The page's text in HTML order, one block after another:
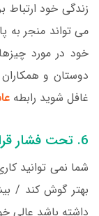
زندگی خود ارتباط
می تواند منجر به
خود در مورد
دوستان و
غافل شوید رابطه
6. تحت فشار قرار دادن شریک زندگی برای تغییر
شما نمی توانید
بهتر گوش کند /
داشته باشد عالی